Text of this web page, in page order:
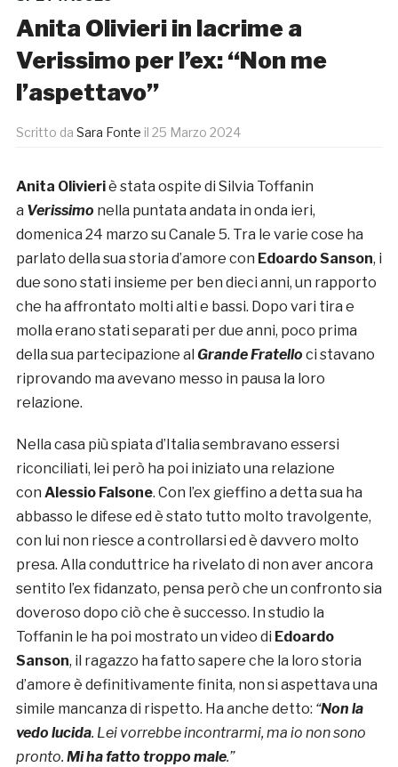
Anita Olivieri in lacrime a
Verissimo per l’ex: “Non me
l’aspettavo”
Scritto da Sara Fonte il 25 Marzo 2024
Anita Olivieriè stata ospite di Silvia Toffanin
a Verissimo nella puntata andata in onda ieri,
domenica 24 marzo su Canale 5. Tra le varie cose ha
parlato della sua storia d’amore con Edoardo Sanson, i
due sono stati insieme per ben dieci anni, un rapporto
che ha affrontato molti alti e bassi. Dopo vari tira e
molla erano stati separati per due anni, poco prima
della sua partecipazione al Grande Fratello ci stavano
riprovando ma avevano messo in pausa la loro
relazione.
Nella casa più spiata d’Italia sembravano essersi
riconciliati, lei però ha poi iniziato una relazione
con Alessio Falsone. Con l’ex gieffino a detta sua ha
abbasso le difese ed è stato tutto molto travolgente,
con lui non riesce a controllarsi ed è davvero molto
presa. Alla conduttrice ha rivelato di non aver ancora
sentito l’ex fidanzato, pensa però che un confronto sia
doveroso dopo ciò che è successo. In studio la
Toffanin le ha poi mostrato un video di Edoardo
Sanson, il ragazzo ha fatto sapere che la loro storia
d’amore è definitivamente finita, non si aspettava una
simile mancanza di rispetto. Ha anche detto: “Non la
vedo lucida. Lei vorrebbe incontrarmi, ma io non sono
pronto. Mi ha fatto troppo male.”